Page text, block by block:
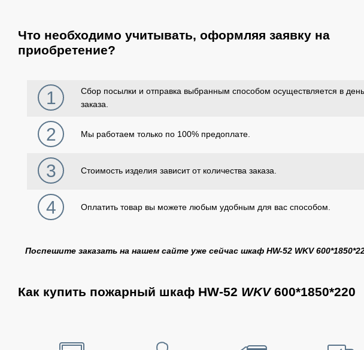
Что необходимо учитывать, оформляя заявку на
приобретение?
1
Сбор посылки и отправка выбранным способом осуществляется в день
заказа.
2 Мы работаем только по 100% предоплате.
3 Стоимость изделия зависит от количества заказа.
4 Оплатить товар вы можете любым удобным для вас способом.
Поспешите заказать на нашем сайте уже сейчас шкаф HW-52 WKV
Как купить пожарный шкаф HW-52 WKV600*1850*220